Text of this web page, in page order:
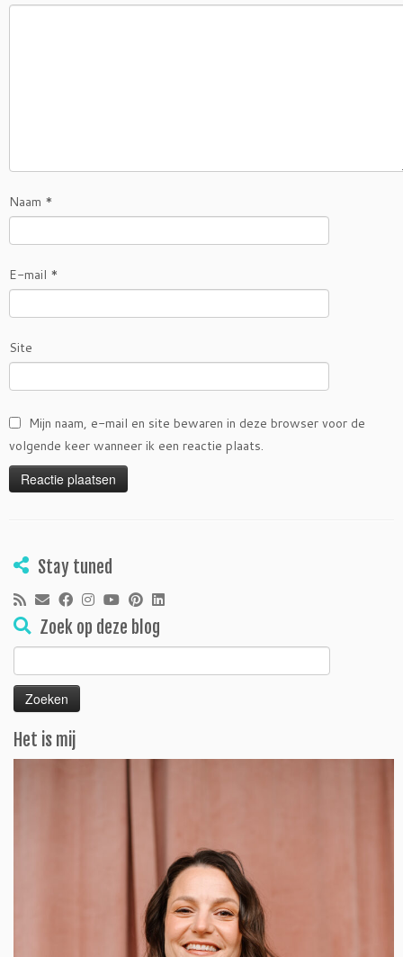
Naam *
E-mail *
Site
Mijn naam, e-mail en site bewaren in deze browser voor de
volgende keer wanneer ik een reactie plaats.
Stay tuned
Zoek op deze blog
Zoeken
naar:
Het is mij